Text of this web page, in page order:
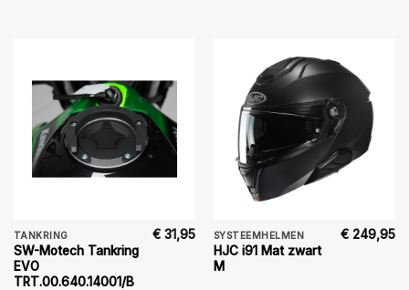
TANKRING
SW-Motech Tankring
EVO
TRT.00.640.14001/B
€ 31,95 SYSTEEMHELMEN
HJC i91 Mat zwart
M
€ 249,95